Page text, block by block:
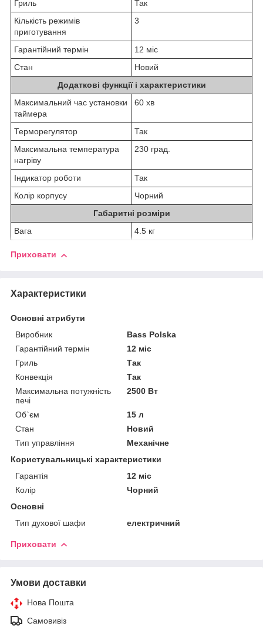
Гриль
Так
Кількість режимів
приготування
3
Гарантійний термін
12 міс
Стан
Новий
Додаткові функції і характеристики
Максимальний час установки
таймера
60 хв
Терморегулятор
Так
Максимальна температура
нагріву
230 град.
Індикатор роботи
Так
Колір корпусу
Чорний
Габаритні розміри
Вага
4.5 кг
Приховати
Характеристики
Основні атрибути
Виробник
Bass Polska
Гарантійний термін
12 міс
Гриль
Так
Конвекція
Так
Максимальна потужність
печі
2500 Вт
Об`єм
15 л
Стан
Новий
Тип управління
Механічне
Користувальницькі характеристики
Гарантія
12 міс
Колір
Чорний
Основні
Тип духової шафи
електричний
Приховати
Умови доставки
Нова Пошта
Самовивіз